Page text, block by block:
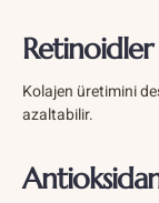
Retinoidler
Kolajen üretimini
azaltabilir.